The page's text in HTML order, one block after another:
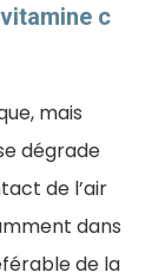
c
mais
dégrade
de l’air
dans
de la